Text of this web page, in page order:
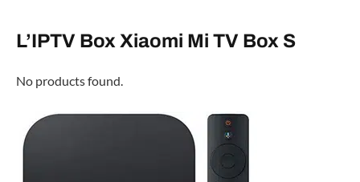
L’IPTV Box Xiaomi Mi TV Box S
No products found.